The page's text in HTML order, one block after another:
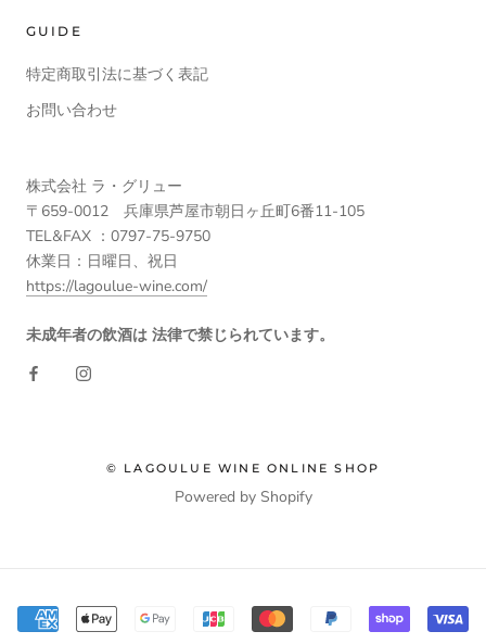
GUIDE
特定商取引法に基づく表記
お問い合わせ
株式会社 ラ・グリュー
〒659-0012 兵庫県芦屋市朝日ヶ丘町6番11-105
TEL&FAX ：0797-75-9750
休業日：日曜日、祝日
https://lagoulue-wine.com/
未成年者の飲酒は 法律で禁じられています。
© LAGOULUE WINE ONLINE SHOP
Powered by Shopify